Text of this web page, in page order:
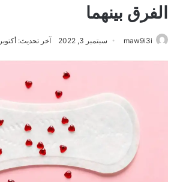
الفرق بينهما
maw9i3i سبتمبر 3, 2022 آخر تحديث: أكتوبر 16, 2023